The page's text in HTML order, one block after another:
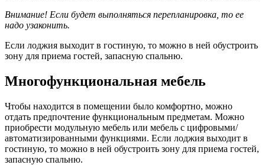
Внимание! Если будет выполняться перепланировка, то ее
надо узаконить.
Если лоджия выходит в гостиную, то можно в ней обустроить
зону для приема гостей, запасную спальню.
Многофункциональная мебель
Чтобы находится в помещении было комфортно, можно
отдать предпочтение функциональным предметам. Можно
приобрести модульную мебель или мебель с цифровыми/
автоматизированными функциями. Если лоджия выходит в
гостиную, то можно в ней обустроить зону для приема гостей,
запасную спальню.